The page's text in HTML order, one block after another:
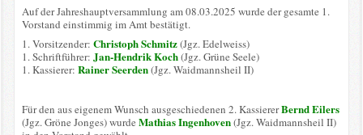
Auf der Jahreshauptversammlung am 08.03.2025 wurde der gesamte 1.
Vorstand einstimmig im Amt bestätigt.
1. Vorsitzender: Christoph Schmitz(Jgz. Edelweiss)
1. Schriftführer: Jan-Hendrik Koch(Jgz. Grüne Seele)
1. Kassierer: Rainer Seerden(Jgz. Waidmannsheil II)
Für den aus eigenem Wunsch ausgeschiedenen 2. KassiererBernd Eilers
(Jgz. Gröne Jonges) wurde Mathias Ingenhoven(Jgz. Waidmannsheil II)